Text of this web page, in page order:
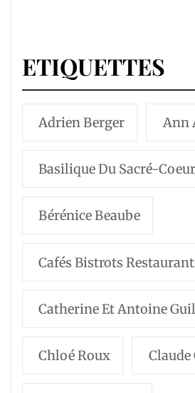
ETIQUETTES
Adrien Berger Ann
Basilique Du Sacré-Coeur
Bérénice Beaube
Cafés Bistrots
Catherine Et Antoine
Chloé Roux Claude